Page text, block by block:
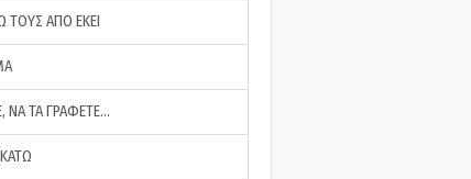
ΤΟΥΣ ΑΠΟ ΕΚΕΙ
ΝΑ ΤΑ ΓΡΑΦΕΤΕ…